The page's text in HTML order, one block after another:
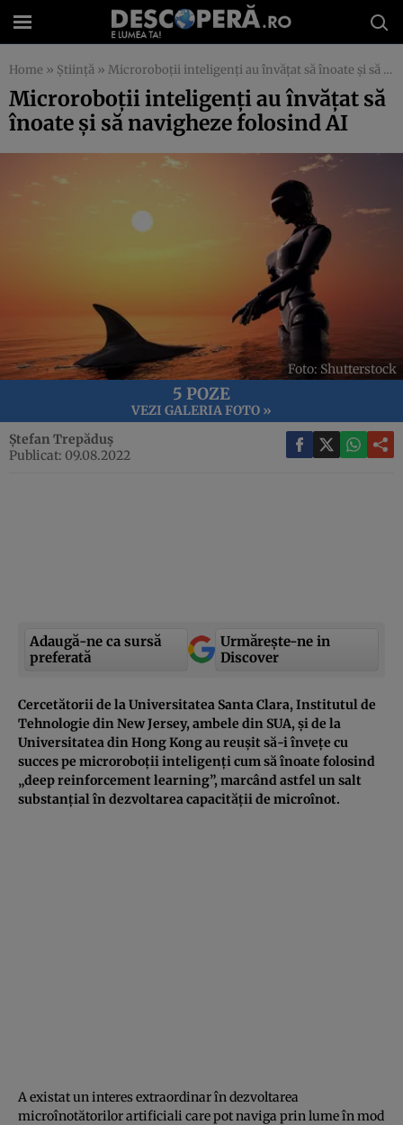
Home » Știință » Microroboții inteligenți au învățat să înoate și să navigheze folosind AI
Microroboții inteligenți au învățat să
înoate și să navigheze folosind AI
Foto: Shutterstock
5 POZE
VEZI GALERIA FOTO »
Ștefan Trepăduș
Publicat: 09.08.2022
Adaugă-ne ca sursă
preferată
Urmărește-ne in
Discover
Cercetătorii de la Universitatea Santa Clara, Institutul de
Tehnologie din New Jersey, ambele din SUA, și de la
Universitatea din Hong Kong au reușit să-i învețe cu
succes pe microroboții inteligenți cum să înoate folosind
„deep reinforcement learning”, marcând astfel un salt
substanțial în dezvoltarea capacității de microînot.
A existat un interes extraordinar în dezvoltarea
microînotătorilor artificiali care pot naviga prin lume în mod